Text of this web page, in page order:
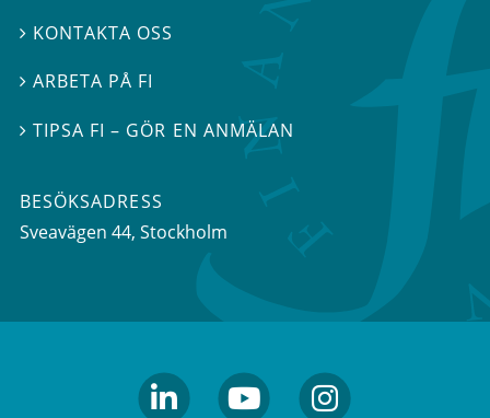
 KONTAKTA OSS
ARBETA PÅ FI
TIPSA FI – GÖR EN ANMÄLAN
BESÖKSADRESS
Sveavägen 44, Stockholm